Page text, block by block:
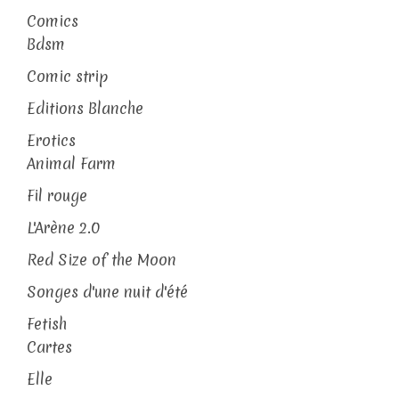
Comics
Bdsm
Comic strip
Editions Blanche
Erotics
Animal Farm
Fil rouge
L'Arène 2.0
Red Size of the Moon
Songes d'une nuit d'été
Fetish
Cartes
Elle